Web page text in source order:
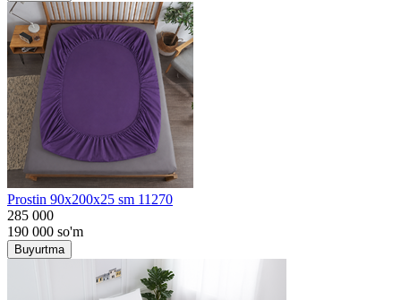
Prostin 90x200x25 sm 11270
285 000
190 000 so'm
Buyurtma